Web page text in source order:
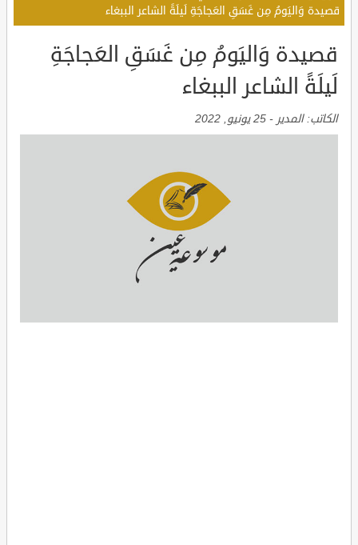
قصيدة وَاليَومُ مِن غَسَقِ العَجاجَةِ لَيلَةً الشاعر الببغاء
قصيدة وَاليَومُ مِن غَسَقِ العَجاجَةِ
لَيلَةً الشاعر الببغاء
الكاتب:المدير - 25 يونيو, 2022